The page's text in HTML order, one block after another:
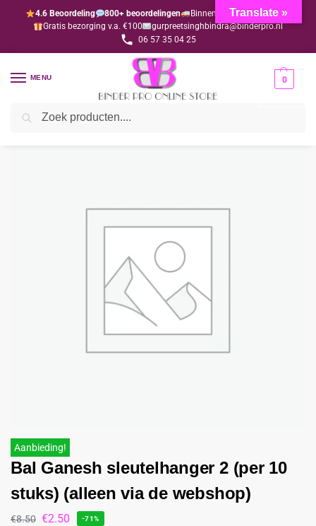
4.6 Beoordeling 800+ beoordelingen
Binnen 1-3 dagen geleverd
Gratis bezorging v.a. €100
gurpreetsinghbindra@binderpro.nl
06 57 35 04 25
MENU 0
Home Bedankjesafdeling
Aanbieding!
Bal Ganesh sleutelhanger 2 (per 10
stuks) (alleen via de webshop)
€8.50 €2.50 -71%
Translate »